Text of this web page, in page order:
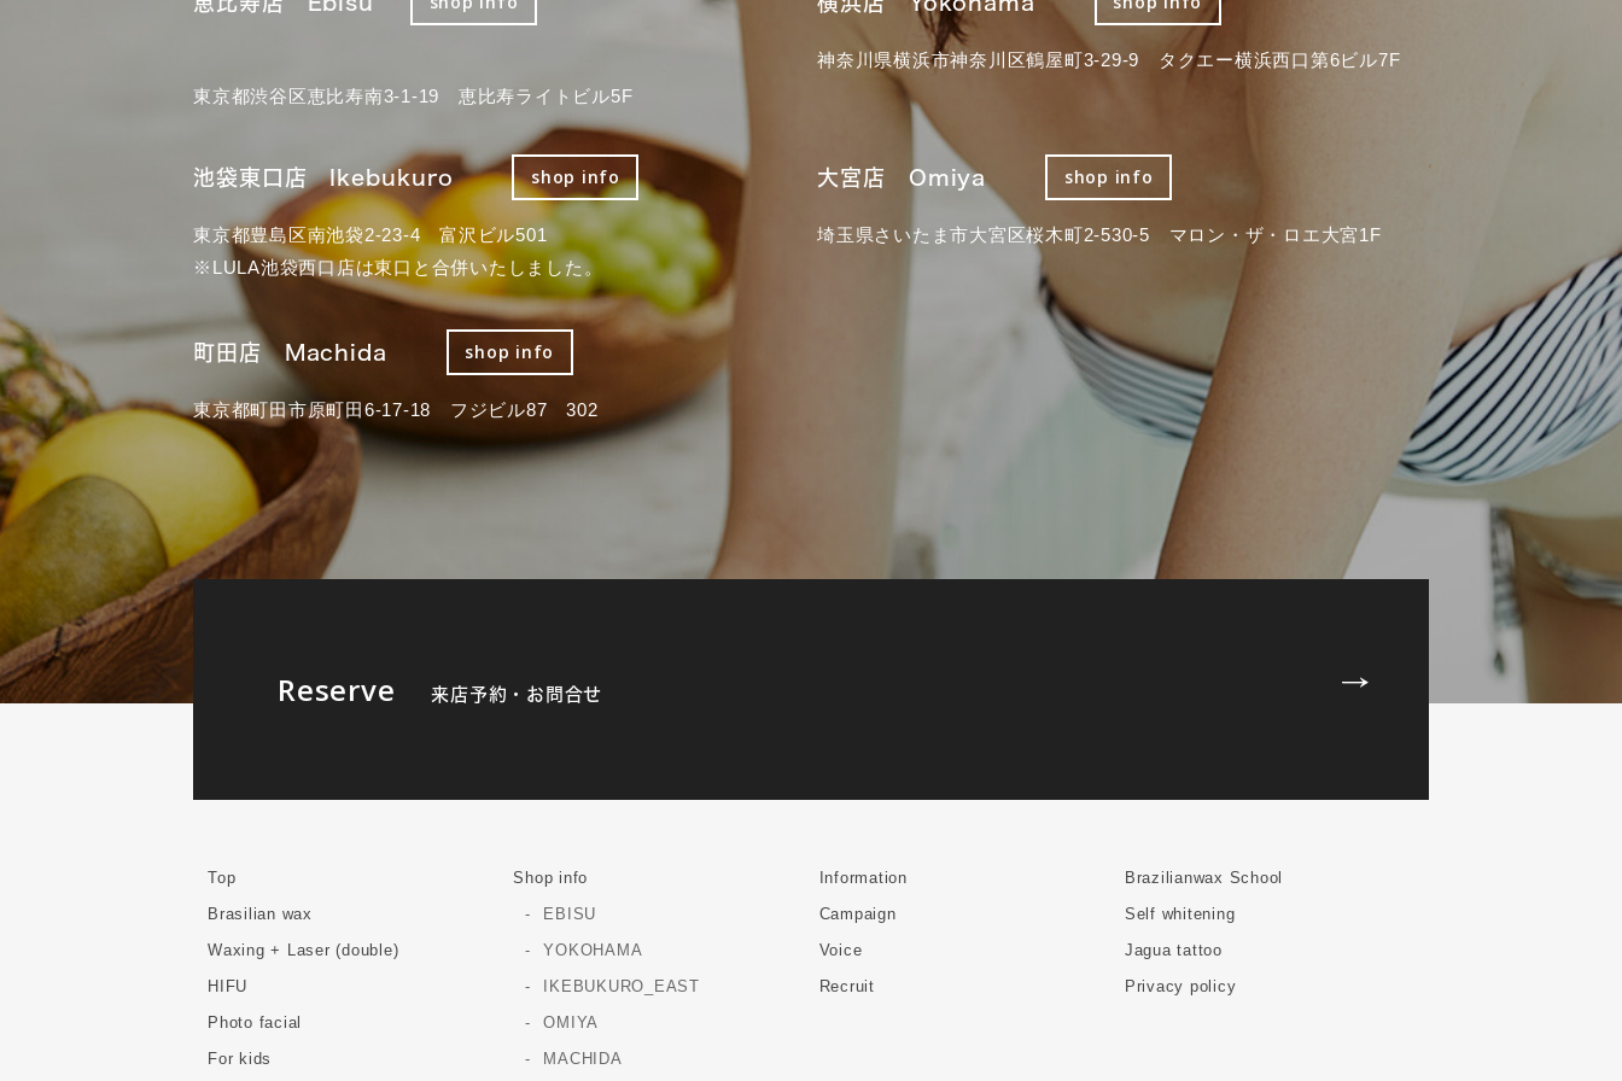
東京都渋谷区恵比寿南3-1-19 恵比寿ライトビル5F
神奈川県横浜市神奈川区鶴屋町3-29-9 タクエー横浜西口第6ビル7F
池袋東口店 Ikebukuro shop info
東京都豊島区南池袋2-23-4 富沢ビル501
※LULA池袋西口店は東口と合併いたしました。
大宮店 Omiya shop info
埼玉県さいたま市大宮区桜木町2-530-5 マロン・ザ・ロエ大宮1F
町田店 Machida shop info
東京都町田市原町田6-17-18 フジビル87 302
Reserve 来店予約・お問合せ
Top
Brasilian wax
Waxing + Laser (double)
HIFU
Photo facial
For kids
Shop info
EBISU
YOKOHAMA
IKEBUKURO_EAST
OMIYA
MACHIDA
Information
Campaign
Voice
Recruit
Brazilianwax School
Self whitening
Jagua tattoo
Privacy policy